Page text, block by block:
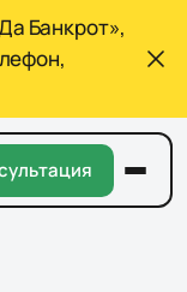
Банкрот»,